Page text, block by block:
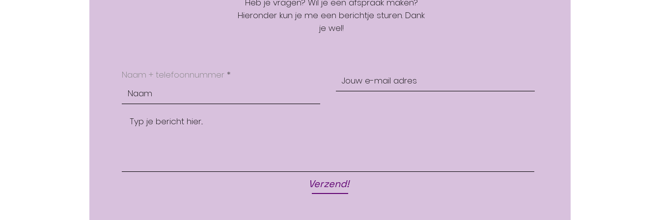
Hieronder kun je me een berichtje sturen. Dank
je wel!
Naam + telefoonnummer
Verzend!